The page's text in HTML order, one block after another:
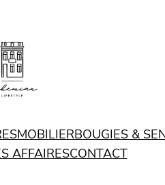
MOBILIERBOUGIES &
AFFAIRESCONTACT